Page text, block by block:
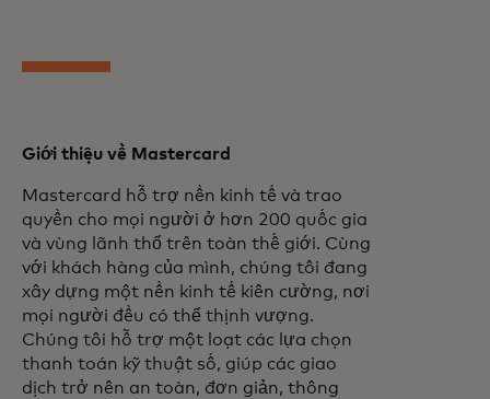
Giới thiệu về Mastercard
Mastercard hỗ trợ nền kinh tế và trao
quyền cho mọi người ở hơn 200 quốc gia
và vùng lãnh thổ trên toàn thế giới. Cùng
với khách hàng của mình, chúng tôi đang
xây dựng một nền kinh tế kiên cường, nơi
mọi người đều có thể thịnh vượng.
Chúng tôi hỗ trợ một loạt các lựa chọn
thanh toán kỹ thuật số, giúp các giao
dịch trở nên an toàn, đơn giản, thông